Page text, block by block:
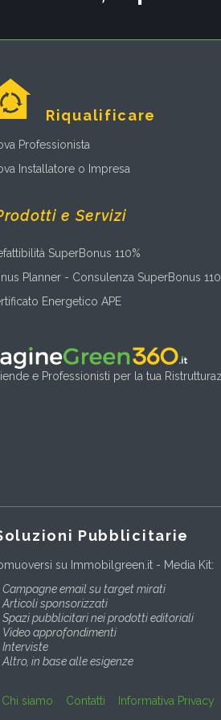
Riqualificare
Professionista
Installatore o Impresa
e Servizi
SuperBonus 110%
Planner - Consulenza SuperBonus
Energetico APE
e Professionisti per la tua
Pubblicitarie
su Immobilgreen.it - Media Kit:
Campagne email su target mirati
Articoli sponsorizzati
Spazi pubblicitari nei prodotti editoriali
Video approfondimenti
Interviste
Altro, in base alle esigenze
Chi siamo Contatti Informativa Privacy